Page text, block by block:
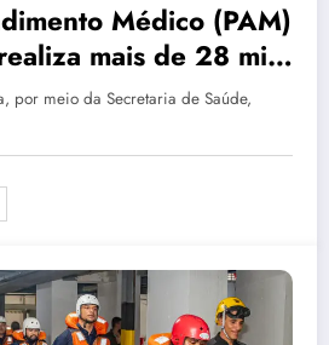
Médico (PAM)
mais de 28 mil
primeiros meses
por meio da Secretaria de Saúde,